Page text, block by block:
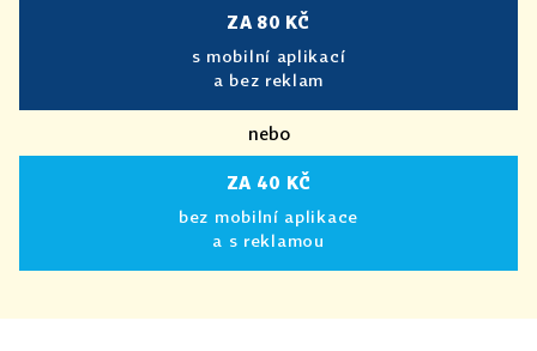
ZA 80 KČ
s mobilní aplikací
a bez reklam
nebo
ZA 40 KČ
bez mobilní aplikace
a s reklamou